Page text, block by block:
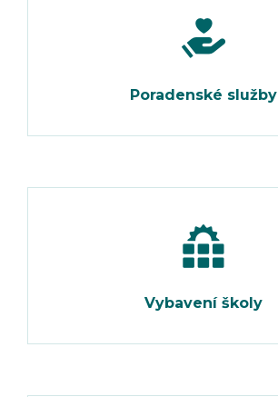
Poradenské služby
Vybavení školy